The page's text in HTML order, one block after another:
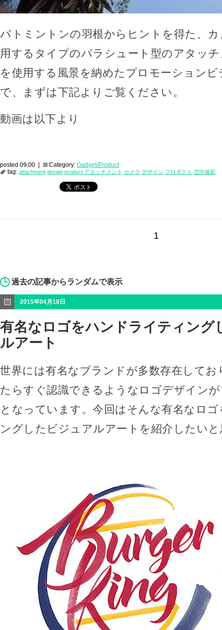
バトミントンの羽根からヒントを得た、
用するタイプのパラシュート型のアタッ
を使用する風景を納めたプロモーション
で、まずは下記よりご覧ください。
動画は以下より
posted 09:00 | Category: Gadget/Product
tag: attachment design product アタッチメント カメラ デザイン プロダクト 空中撮影
1
過去の記事からランダムで表示
2015年04月18日
有名なロゴをハンドライティング
ルアート
世界には有名なブランドが多数存在して
たらすぐ認識できるようなロゴデザイン
となっています。今回はそんな有名なロ
ングしたビジュアルアートを紹介したい